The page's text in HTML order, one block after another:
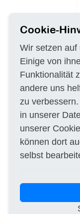
Cookie-
Wir setzen auf
Einige von
Funktionalität
andere uns
zu
in unserer
unserer
können dort
selbst